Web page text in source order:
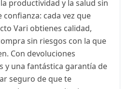
productividad y la salud sin
confianza: cada vez que
Vari obtienes calidad,
sin riesgos con la que
Con devoluciones
y una fantástica garantía de
seguro de que te